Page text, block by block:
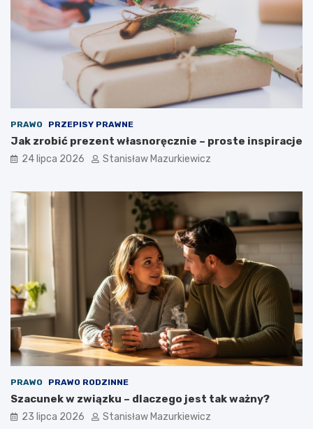
PRAWO PRZEPISY PRAWNE
Jak zrobić prezent własnoręcznie – proste inspiracje
24 lipca 2026 Stanisław Mazurkiewicz
PRAWO PRAWO RODZINNE
Szacunek w związku – dlaczego jest tak ważny?
23 lipca 2026 Stanisław Mazurkiewicz